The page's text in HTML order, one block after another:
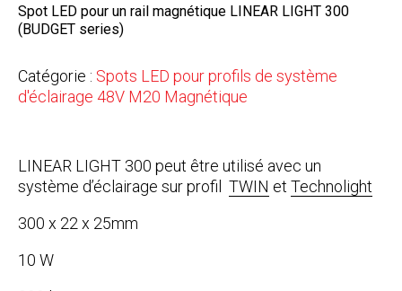
Spot LED pour un rail magnétique LINEAR LIGHT 300
(BUDGET series)
Catégorie : Spots LED pour profils de système
d'éclairage 48V M20 Magnétique
LINEAR LIGHT 300 peut être utilisé avec un
système d’éclairage sur profil TWIN et Technolight
300 x 22 x 25mm
10 W